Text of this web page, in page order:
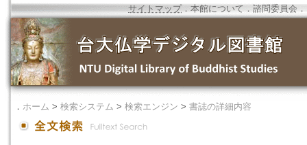
サイトマップ．本館について ． 諮問委員会 ．
． ホーム > 検索システム > 検索エンジン > 書誌の詳細内容